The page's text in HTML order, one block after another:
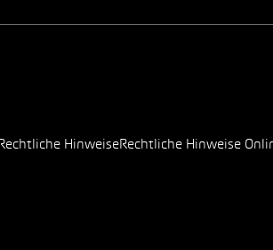
Rechtliche HinweiseRechtliche Hinweise